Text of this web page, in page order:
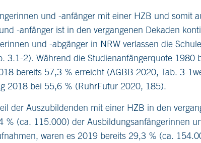
und -anfänger mit einer HZB und somit
-anfänger ist in den vergangenen Dekaden
und -abgänger in NRW verlassen die
3.1-2). Während die Studienanfängerquote 1980
bereits 57,3 % erreicht (AGBB 2020, Tab. 3-
2018 bei 55,6 % (RuhrFutur 2020, 185).
der Auszubildenden mit einer HZB in den
% (ca. 115.000) der Ausbildungsanfängerinnen
waren es 2019 bereits 29,3 % (ca.